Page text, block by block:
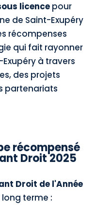
licence pour
de Saint-Exupéry
récompenses
qui fait rayonner
à travers
des projets
partenariats
récompensé
Droit 2025
Droit de l'Année
terme :